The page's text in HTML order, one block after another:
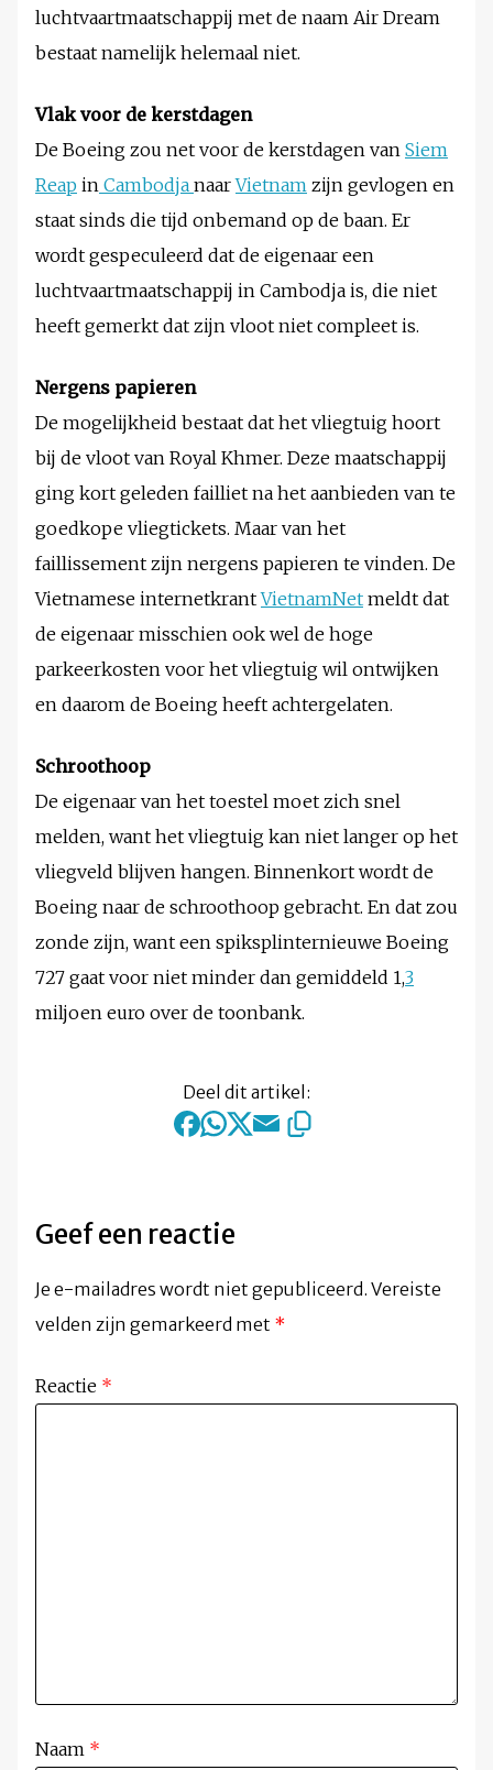
luchtvaartmaatschappij met de naam Air Dream
bestaat namelijk helemaal niet.
Vlak voor de kerstdagen
De Boeing zou net voor de kerstdagen van Siem
Reap in Cambodja naarVietnam zijn gevlogen en
staat sinds die tijd onbemand op de baan. Er
wordt gespeculeerd dat de eigenaar een
luchtvaartmaatschappij in Cambodja is, die niet
heeft gemerkt dat zijn vloot niet compleet is.
Nergens papieren
De mogelijkheid bestaat dat het vliegtuig hoort
bij de vloot van Royal Khmer. Deze maatschappij
ging kort geleden failliet na het aanbieden van te
goedkope vliegtickets. Maar van het
faillissement zijn nergens papieren te vinden. De
Vietnamese internetkrantVietnamNet meldt dat
de eigenaar misschien ook wel de hoge
parkeerkosten voor het vliegtuig wil ontwijken
en daarom de Boeing heeft achtergelaten.
Schroothoop
De eigenaar van het toestel moet zich snel
melden, want het vliegtuig kan niet langer op het
vliegveld blijven hangen. Binnenkort wordt de
Boeing naar de schroothoop gebracht. En dat zou
zonde zijn, want een spiksplinternieuwe Boeing
727 gaat voor niet minder dan gemiddeld 1,3
miljoen euro over de toonbank.
Deel dit artikel:
Geef een reactie
Je e-mailadres wordt niet gepubliceerd. Vereiste
velden zijn gemarkeerd met *
Reactie *
Naam *